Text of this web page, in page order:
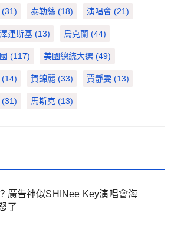
(31) 泰勒絲 (18) 演唱會 (21)
澤連斯基 (13) 烏克蘭 (44)
(117) 美國總統大選 (49)
(14) 賀錦麗 (33) 賈靜雯 (13)
(31) 馬斯克 (13)
廣告神似SHINee Key演唱會海
了